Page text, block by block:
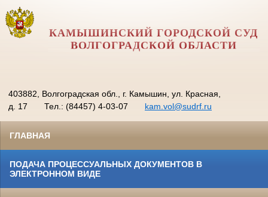
КАМЫШИНСКИЙ ГОРОДСКОЙ СУД
ВОЛГОГРАДСКОЙ ОБЛАСТИ
403882, Волгоградская обл., г. Камышин, ул. Красная,
д. 17
Тел.: (84457) 4-03-07 kam.vol@sudrf.ru
ГЛАВНАЯ
ПОДАЧА ПРОЦЕССУАЛЬНЫХ ДОКУМЕНТОВ В
ЭЛЕКТРОННОМ ВИДЕ